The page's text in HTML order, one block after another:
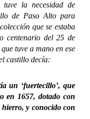
la necesidad de
de Paso Alto para
que se estaba
centenario del 25 de
tuve a mano en ese
castillo decía:
un ‘fuertecillo’, que
en 1657, dotado con
hierro, y conocido con